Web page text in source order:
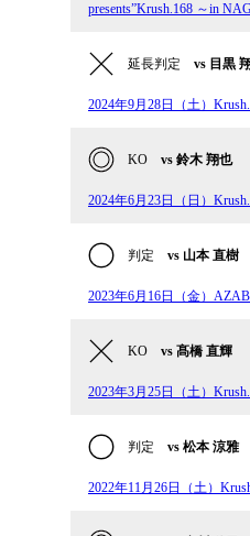
presents”Krush.168 ～in
延長判定 vs 目黒
2024年9月28日（土）
KO vs 鈴木 翔也
2024年6月23日（日）
判定 vs 山本 直樹
2023年6月16日（金）
KO vs 髙橋 直輝
2023年3月25日（土）
判定 vs 松本 涼雅
2022年11月26日（土）